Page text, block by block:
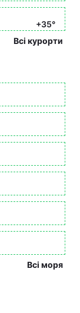
+35°
Всі курорти
Всі моря